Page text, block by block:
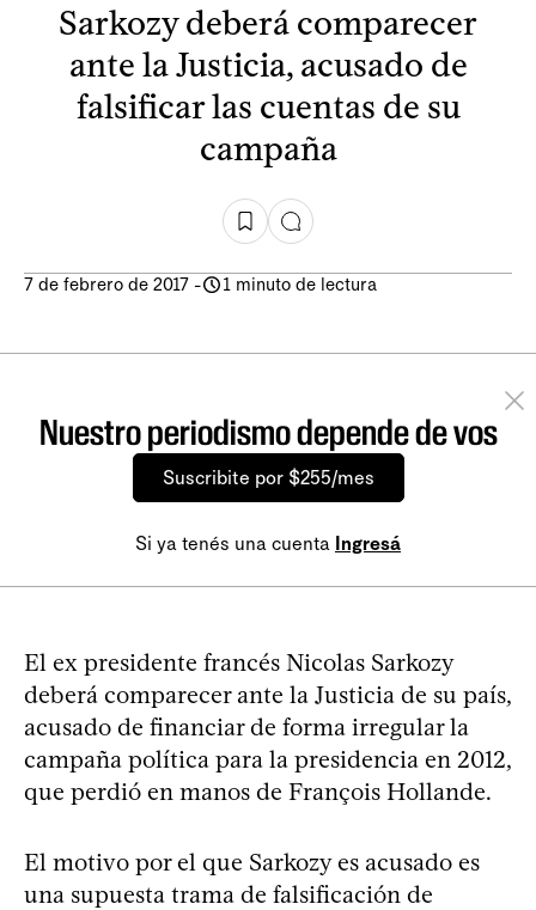
Sarkozy deberá comparecer
ante la Justicia, acusado de
falsificar las cuentas de su
campaña
7 de febrero de 2017 - 1 minuto de lectura
Nuestro periodismo depende de vos
Suscribite por $255/mes
Si ya tenés una cuenta Ingresá
El ex presidente francés Nicolas Sarkozy
deberá comparecer ante la Justicia de su país,
acusado de financiar de forma irregular la
campaña política para la presidencia en 2012,
que perdió en manos de François Hollande.
El motivo por el que Sarkozy es acusado es
una supuesta trama de falsificación de